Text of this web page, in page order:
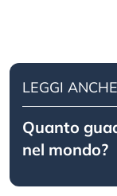
LEGGI ANCHE
Quanto
nel mondo?